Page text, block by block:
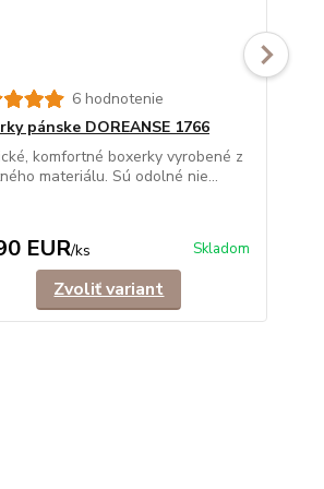
6 hodnotenie
pánske DOREANSE 1766
komfortné boxerky vyrobené z
materiálu. Sú odolné nie...
EUR/ks Skladom
Zvoliť variant